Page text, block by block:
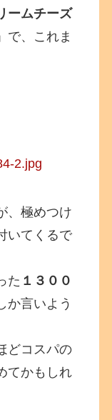
ームチーズ
」で、これま
、極めつけ
いてくるで
た １３００
か言いよう
どコスパの
てかもしれ